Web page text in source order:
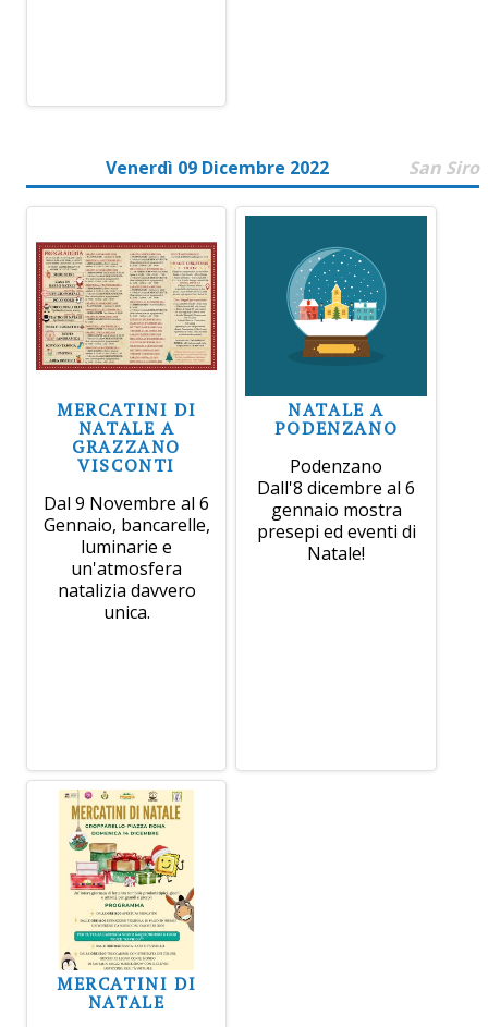
Venerdì 09 Dicembre 2022 San Siro
MERCATINI DI
NATALE A
GRAZZANO
VISCONTI
Dal 9 Novembre al 6
Gennaio, bancarelle,
luminarie e
un'atmosfera
natalizia davvero
unica.
NATALE A
PODENZANO
Podenzano
Dall'8 dicembre al 6
gennaio mostra
presepi ed eventi di
Natale!
MERCATINI DI
NATALE